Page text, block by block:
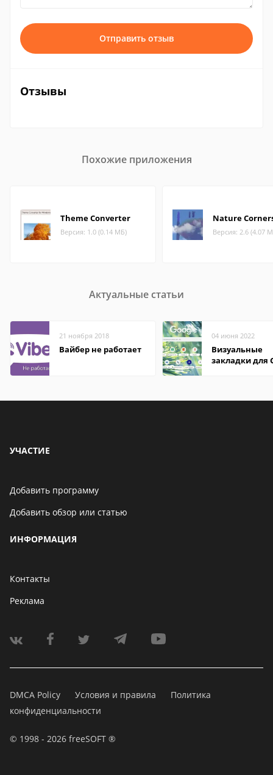
Отправить отзыв
Отзывы
Похожие приложения
Theme Converter
Версия: 1.0 (0.14 МБ)
Nature
Версия: 2.6 (4.07
Актуальные статьи
21 ноября 2018
Вайбер не работает
04 июня 2022
Визуальные
закладки для
УЧАСТИЕ
Добавить программу
Добавить обзор или статью
ИНФОРМАЦИЯ
Контакты
Реклама
DMCA Policy Условия и правила
Политика
конфиденциальности
© 1998 - 2026 freeSOFT ®